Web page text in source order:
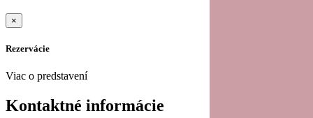
×
Rezervácie
Viac o predstavení
Kontaktné informácie